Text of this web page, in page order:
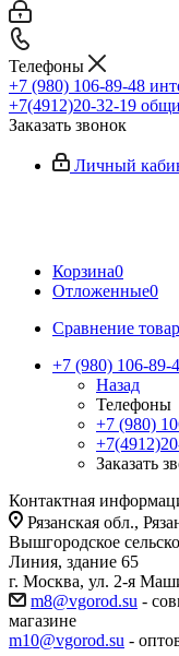
Телефоны
+7 (980) 106-89-48
+7(4912)20-32-19
Заказать звонок
Личный
Корзина0
Отложенные0
Сравнение
+7 (980) 106-89-
Назад
Телефоны
+7 (980)
Заказать
Контактная
Рязанская обл.,
Вышгородское
Линия, здание 65
г. Москва, ул. 2-я
m8@vgorod.su -
магазине
m10@vgorod.su -